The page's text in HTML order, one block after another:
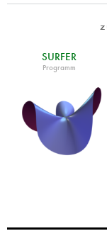
SURFER
Programm